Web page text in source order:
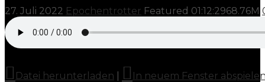
27. Juli 2022 Epochentrotter Featured 01:12:2968.76M
Datei herunterladen In neuem Fenster